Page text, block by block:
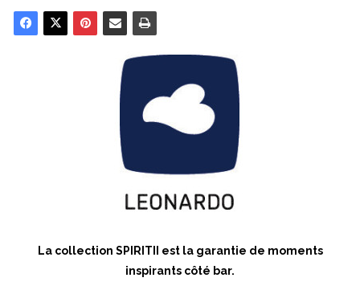
La collection SPIRITII est la garantie de moments
inspirants côté bar.